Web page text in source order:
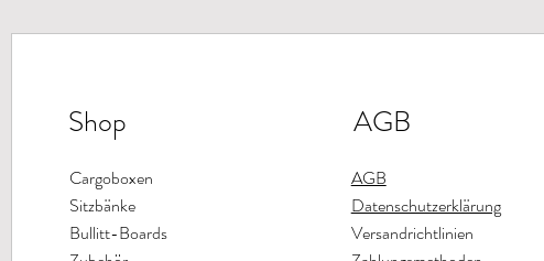
Shop
Cargoboxen
Sitzbänke
Bullitt-Boards
AGB
AGB
Datenschutzerklärung
Versandrichtlinien